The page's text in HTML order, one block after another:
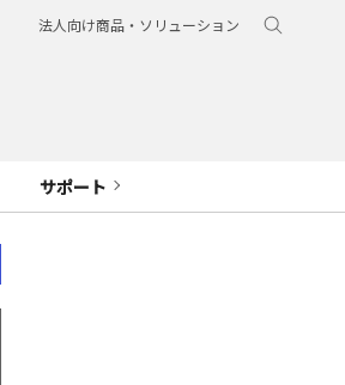
法人向け商品・ソリューション
サポート